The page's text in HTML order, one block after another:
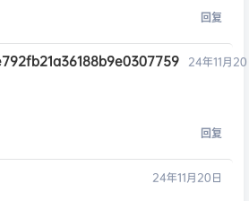
回复
24年11月
回复
24年11月20日